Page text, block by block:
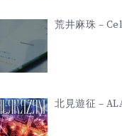
荒井麻珠 –
北見遊征 –